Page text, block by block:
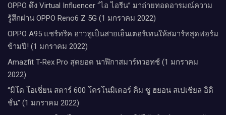
OPPO ดึง Virtual Influencer “ไอ ไอรีน” มาถ่ายทอดอารมณ์ความ
รู้สึกผ่าน OPPO Reno6 Z 5G (1 มกราคม 2022)
OPPO A95 แชร์ทริค ฮาวทูเป็นสายเอ็นเตอร์เทนให้สมาร์ทสุดฟอร์ม
ข้ามปี! (1 มกราคม 2022)
Amazfit T-Rex Pro สุดยอด นาฬิกาสมาร์ทวอทช์ (1 มกราคม
2022)
“มิโด โอเชี่ยน สตาร์ 600 โครโนมิเตอร์ คิม ซู ฮยอน สเปเชียล อิดิ
ชั่น” (1 มกราคม 2022)